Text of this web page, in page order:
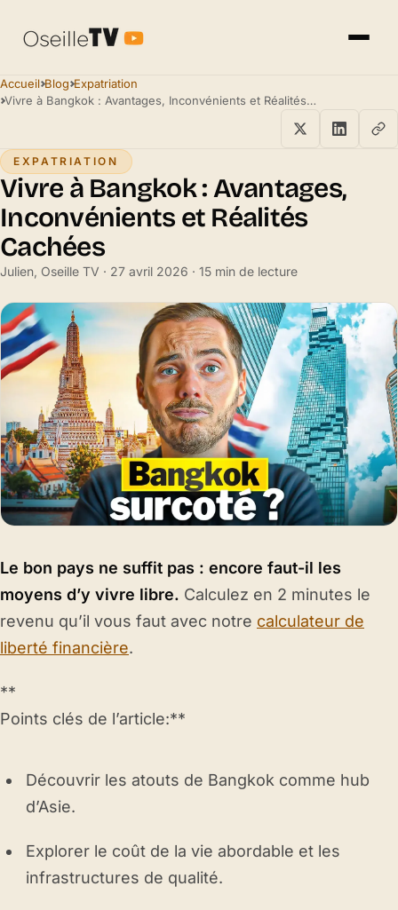
Accueil Blog Expatriation
Vivre à Bangkok : Avantages, Inconvénients et Réalités Cachées
EXPATRIATION
Vivre à Bangkok : Avantages,
Inconvénients et Réalités
Cachées
Julien, Oseille TV · 27 avril 2026 · 15 min de lecture
Le bon pays ne suffit pas : encore faut-il les
moyens d’y vivre libre. Calculez en 2 minutes le
revenu qu’il vous faut avec notre calculateur de
liberté financière.
**
Points clés de l’article:**
Découvrir les atouts de Bangkok comme hub
d’Asie.
Explorer le coût de la vie abordable et les
infrastructures de qualité.